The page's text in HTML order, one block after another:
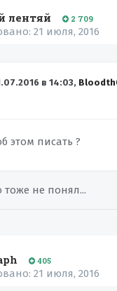
лентяй 2 709
21 июля, 2016
в 14:03,
этом писать ?
тоже не понял...
405
21 июля, 2016